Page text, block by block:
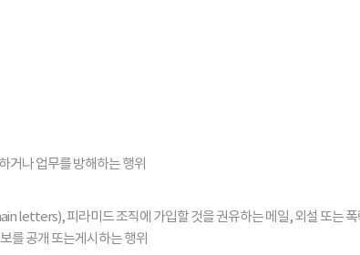
거나 업무를 방해하는 행위
letters), 피라미드 조직에 가입할 것을 권유하는 메일, 외설 또는 폭
를 공개 또는게시하는 행위